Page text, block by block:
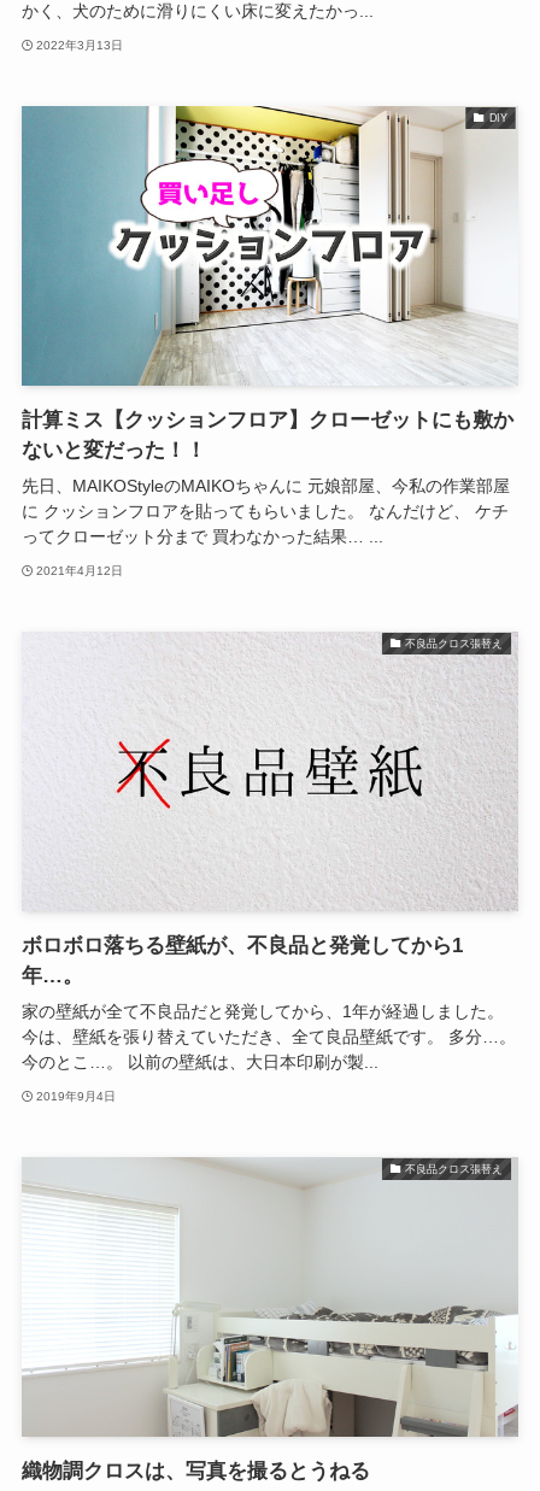
かく、犬のために滑りにくい床に変えたかっ...
2022年3月13日
DIY
計算ミス【クッションフロア】クローゼットにも敷か
ないと変だった！！
先日、MAIKOStyleのMAIKOちゃんに 元娘部屋、今私の作業部屋
に クッションフロアを貼ってもらいました。 なんだけど、 ケチ
ってクローゼット分まで 買わなかった結果… ...
2021年4月12日
不良品クロス張替え
ボロボロ落ちる壁紙が、不良品と発覚してから1
年…。
家の壁紙が全て不良品だと発覚してから、1年が経過しました。
今は、壁紙を張り替えていただき、全て良品壁紙です。 多分…。
今のとこ…。 以前の壁紙は、大日本印刷が製...
2019年9月4日
不良品クロス張替え
織物調クロスは、写真を撮るとうねる